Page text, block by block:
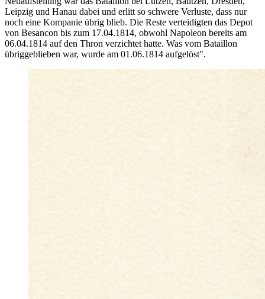
Leipzig und Hanau dabei und erlitt so schwere Verluste, dass nur
noch eine Kompanie übrig blieb. Die Reste verteidigten das Depot
von Besancon bis zum 17.04.1814, obwohl Napoleon bereits am
06.04.1814 auf den Thron verzichtet hatte. Was vom Bataillon
übriggeblieben war, wurde am 01.06.1814 aufgelöst".